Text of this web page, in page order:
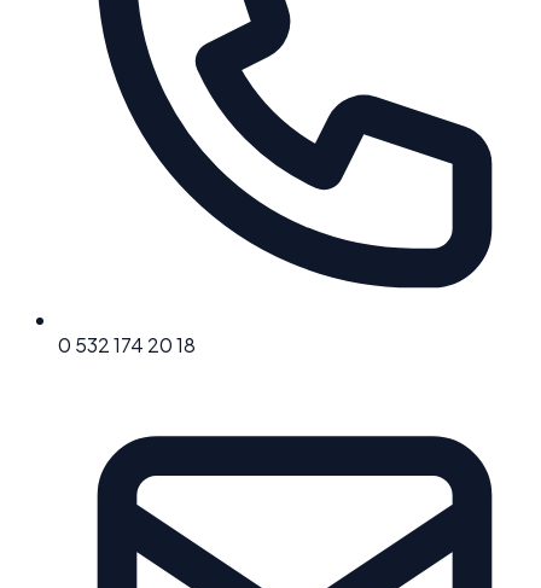
0 532 174 20 18